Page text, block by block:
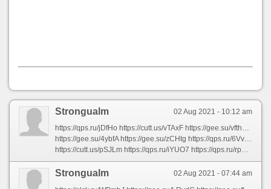
02 Aug 2021 - 10:12 am
Strongualm
https://qps.ru/jDfHo https://cutt.us/vTAxF https://gee.su/vfths https://clck.ru/WPUVD https://clck.ru/WPW2A https://qps.ru/69Ap1 https://clck.ru/WQ2B8 https://clck.ru/WPcvx https://cutt.us/KOAoG https://gee.su/VP0b2 https://clck.ru/WQND4 https://clck.ru/WPgZh https://gee.su/Wjk6s https://gee.su/L4qWP https://gee.su/vLF2l https://clck.ru/WPoCH https://clck.ru/WPPDn https://clck.ru/WPXxo https://qps.ru/b7ph5 https://qps.ru/IPhsw
https://gee.su/4ybfA https://gee.su/zCHtg https://qps.ru/6VvGa https://clck.ru/WPdvw https://clck.ru/WPfQV https://gee.su/JtvA1 https://gee.su/s1GI4 https://gee.su/4DMTb https://gee.su/nQKEk https://clck.ru/WPTCj https://clck.ru/WPpHD https://gee.su/zm8Pt https://clck.ru/WPQJL https://qps.ru/4qpds https://clck.ru/WPRNy https://gee.su/DneqJ https://qps.ru/ByWVk https://clck.ru/WPauV https://gee.su/sSgC3 https://qps.ru/9aXQT
https://cutt.us/pSJLm https://qps.ru/iYUO7 https://qps.ru/rpdIn https://clck.ru/WQ3yy https://qps.ru/Y3KF2 https://gee.su/zugfH https://qps.ru/nu9mx https://gee.su/1rPKw https://qps.ru/r6pAU https://qps.ru/5UIRd https://qps.ru/VdcRr https://qps.ru/Vb94p https://qps.ru/FSfEo https://qps.ru/jBYmw https://qps.ru/nyQP8 https://cutt.us/pxzLT https://clck.ru/WPWta https://qps.ru/6FJAV https://qps.ru/S1gya https://cutt.us/uhevT
02 Aug 2021 - 07:44 am
Strongualm